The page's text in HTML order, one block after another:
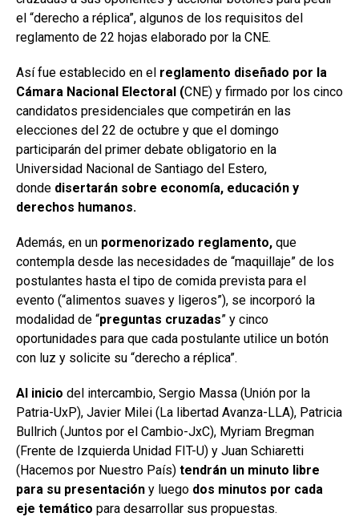
el “derecho a réplica”, algunos de los requisitos del
reglamento de 22 hojas elaborado por la CNE.
Así fue establecido en el reglamento diseñado por la
Cámara Nacional Electoral (CNE) y firmado por los cinco
candidatos presidenciales que competirán en las
elecciones del 22 de octubre y que el domingo
participarán del primer debate obligatorio en la
Universidad Nacional de Santiago del Estero,
donde disertarán sobre economía, educación y
derechos humanos.
Además, en un pormenorizado reglamento, que
contempla desde las necesidades de “maquillaje” de los
postulantes hasta el tipo de comida prevista para el
evento (“alimentos suaves y ligeros”), se incorporó la
modalidad de “preguntas cruzadas” y cinco
oportunidades para que cada postulante utilice un botón
con luz y solicite su “derecho a réplica”.
Al inicio del intercambio, Sergio Massa (Unión por la
Patria-UxP), Javier Milei (La libertad Avanza-LLA), Patricia
Bullrich (Juntos por el Cambio-JxC), Myriam Bregman
(Frente de Izquierda Unidad FIT-U) y Juan Schiaretti
(Hacemos por Nuestro País) tendrán un minuto libre
para su presentación y luego dos minutos por cada
eje temático para desarrollar sus propuestas.